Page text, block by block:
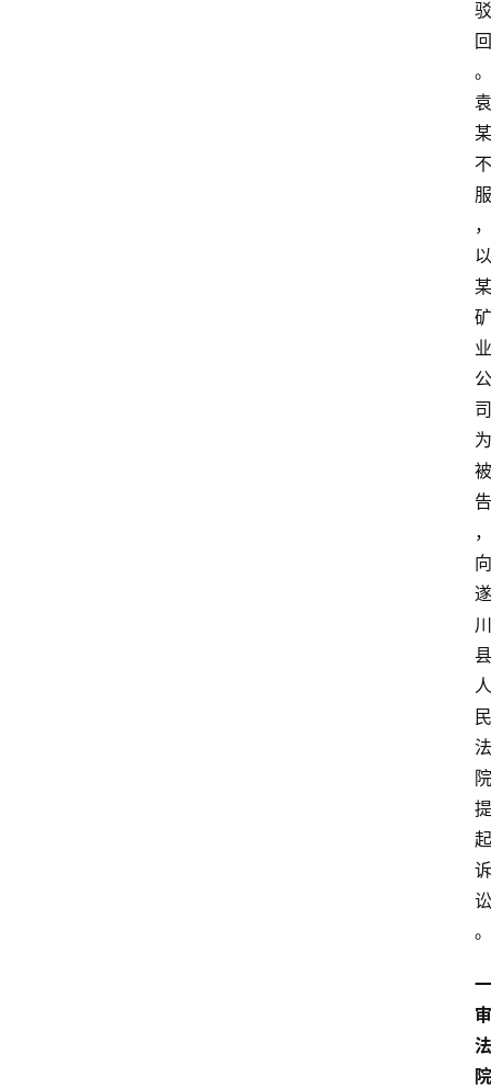
驳
回
。
袁
某
不
服
，
以
某
矿
业
公
司
为
被
告
，
向
遂
川
县
人
民
法
院
提
起
诉
讼
。
一
审
法
院